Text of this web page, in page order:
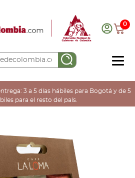
0
3 a 5 días hábiles para Bogotá y de 5
para el resto del país.